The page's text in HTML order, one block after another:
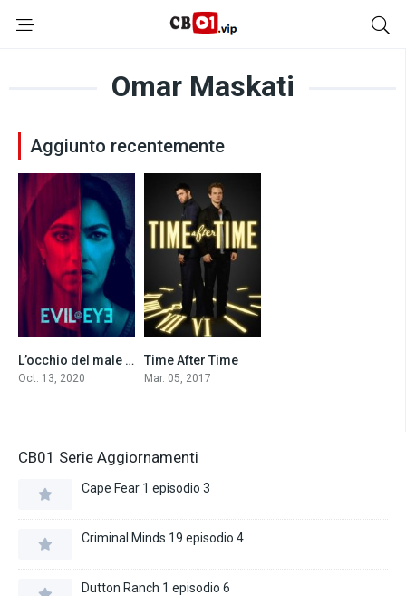
Omar Maskati
Aggiunto recentemente
0L’occhio del male (2020)
Oct. 13, 2020
6.7
Time After Time
Mar. 05, 2017
CB01 Serie Aggiornamenti
Cape Fear 1 episodio 3
Criminal Minds 19 episodio 4
Dutton Ranch 1 episodio 6